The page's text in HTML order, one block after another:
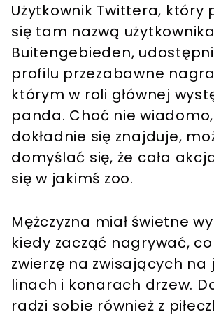
Użytkownik Twittera, który
się tam nazwą użytkownika
Buitengebieden,
profilu przezabawne
którym w roli głównej
panda. Choć nie
dokładnie się znajduje,
domyślać się, że cała
się w jakimś zoo.
Mężczyzna miał świetne
kiedy zacząć nagrywać,
zwierzę na zwisających na
linach i konarach drzew.
radzi sobie również z